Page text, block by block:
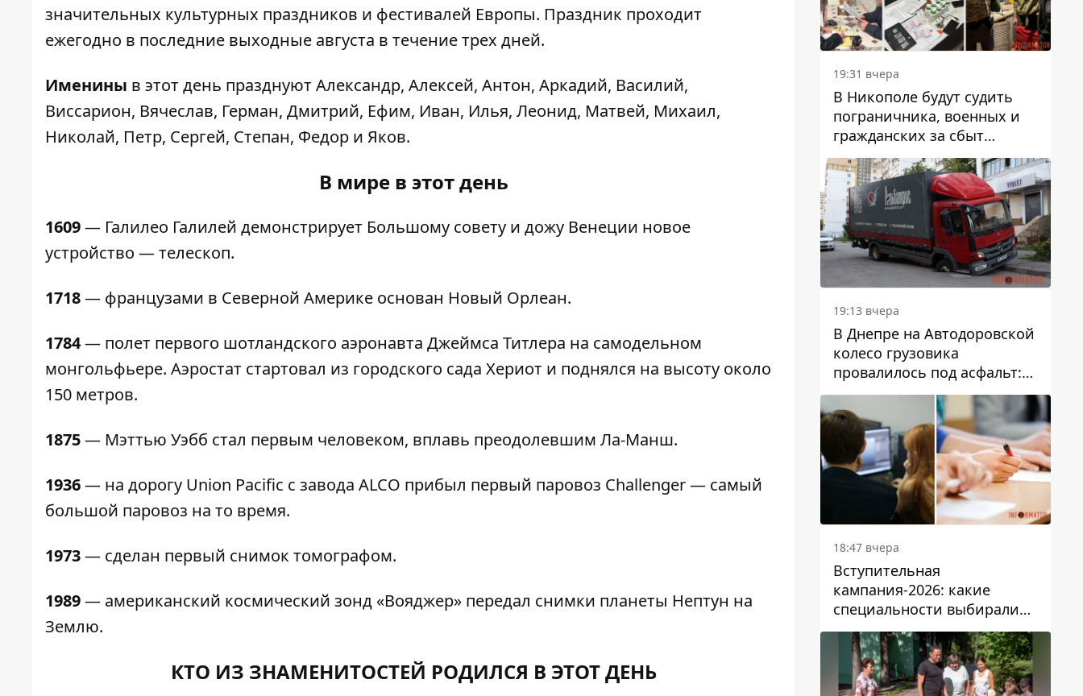
значительных культурных праздников и фестивалей Европы. Праздник проходит
ежегодно в последние выходные августа в течение трех дней.
Именины в этот день празднуют Александр, Алексей, Антон, Аркадий, Василий,
Виссарион, Вячеслав, Герман, Дмитрий, Ефим, Иван, Илья, Леонид, Матвей, Михаил,
Николай, Петр, Сергей, Степан, Федор и Яков.
В мире в этот день
1609— Галилео Галилей демонстрирует Большому совету и дожу Венеции новое
устройство — телескоп.
1718— французами в Северной Америке основан Новый Орлеан.
1784— полет первого шотландского аэронавта Джеймса Титлера на самодельном
монгольфьере. Аэростат стартовал из городского сада Хериот и поднялся на высоту около
150 метров.
1875— Мэттью Уэбб стал первым человеком, вплавь преодолевшим Ла-Манш.
1936— на дорогу Union Pacific с завода ALCO прибыл первый паровоз Challenger — самый
большой паровоз на то время.
1973— сделан первый снимок томографом.
1989— американский космический зонд «Вояджер» передал снимки планеты Нептун на
Землю.
КТО ИЗ ЗНАМЕНИТОСТЕЙ РОДИЛСЯ В ЭТОТ ДЕНЬ
19:31 вчера
В Никополе будут судить
пограничника, военных и
гражданских за сбыт
психотропов
19:13 вчера
В Днепре на Автодоровской
колесо грузовика
провалилось под асфальт:
движение заблокировано
18:47 вчера
Вступительная
кампания-2026: какие
специальности выбирали
абитуриенты в Украине